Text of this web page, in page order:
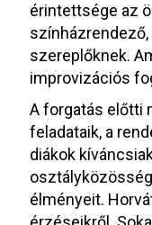
érintettsége az
szereplőknek.
improvizációs
A forgatás előtti
feladataik, a
diákok
élményeit.